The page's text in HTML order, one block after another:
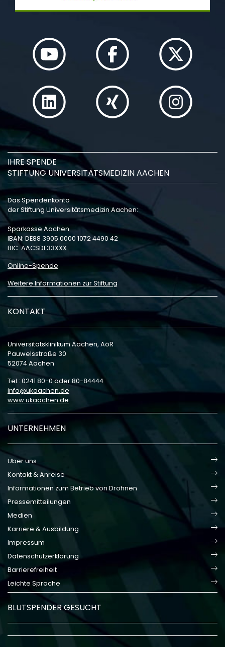
IHRE SPENDE
STIFTUNG UNIVERSITÄTSMEDIZIN AACHEN
Das Spendenkonto
der Stiftung Universitätsmedizin Aachen:
Sparkasse Aachen
IBAN: DE88 3905 0000 1072 4490 42
BIC: AACSDE33XXX
Online-Spende
Weitere Informationen zur Stiftung
KONTAKT
Universitätsklinikum Aachen, AöR
Pauwelsstraße 30
52074 Aachen
Tel.: 0241 80-0 oder 80-84444
info
ukaachen de
www.ukaachen.de
UNTERNEHMEN
Über uns
Kontakt & Anreise
Informationen zum Betrieb von Drohnen
Pressemitteilungen
Medien
Karriere & Ausbildung
Impressum
Datenschutzerklärung
Barrierefreiheit
Leichte Sprache
BLUTSPENDER GESUCHT